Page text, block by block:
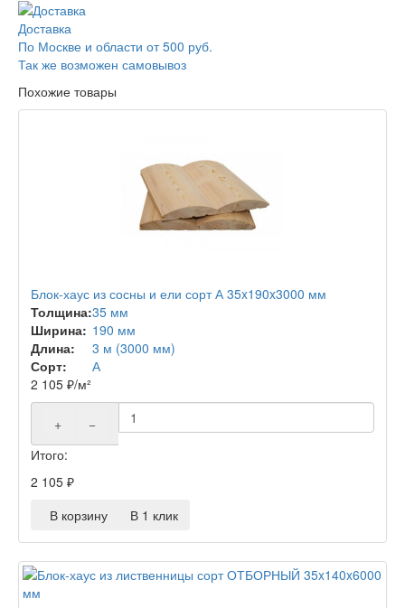
Доставка
По Москве и области от 500 руб.
Так же возможен самовывоз
Похожие товары
Блок-хаус из сосны и ели сорт А 35x190x3000 мм
Толщина:35 мм
Ширина: 190 мм
Длина:
3 м (3000 мм)
Сорт:
А
2 105 ₽/м²
+
−
Итого:
2 105 ₽
В корзину
В 1 клик